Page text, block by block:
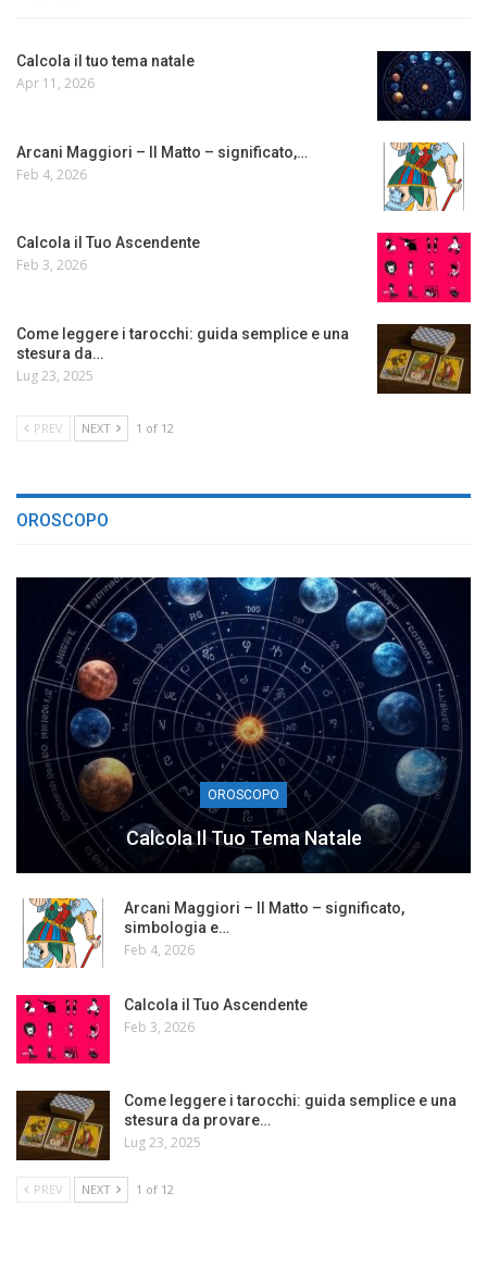
Calcola il tuo tema natale
Apr 11, 2026
Arcani Maggiori – Il Matto – significato,…
Feb 4, 2026
Calcola il Tuo Ascendente
Feb 3, 2026
Come leggere i tarocchi: guida semplice e una
stesura da…
Lug 23, 2025
PREV NEXT 1 of 12
OROSCOPO
OROSCOPO
Calcola Il Tuo Tema Natale
Arcani Maggiori – Il Matto – significato,
simbologia e…
Feb 4, 2026
Calcola il Tuo Ascendente
Feb 3, 2026
Come leggere i tarocchi: guida semplice e una
stesura da provare…
Lug 23, 2025
PREV NEXT 1 of 12